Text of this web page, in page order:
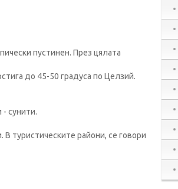
пустинен. През цялата
до 45-50 градуса по Целзий.
сунити.
туристическите райони, се говори